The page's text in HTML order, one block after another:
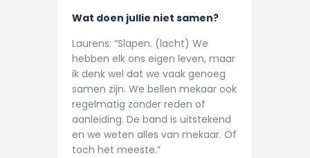
Wat doen jullie niet samen?
Laurens: “Slapen. (lacht) We
hebben elk ons eigen leven, maar
ik denk wel dat we vaak genoeg
samen zijn. We bellen mekaar ook
regelmatig zonder reden of
aanleiding. De band is uitstekend
en we weten alles van mekaar. Of
toch het meeste.”